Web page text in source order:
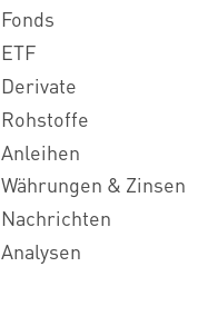
Fonds
ETF
Derivate
Rohstoffe
Anleihen
Währungen & Zinsen
Nachrichten
Analysen